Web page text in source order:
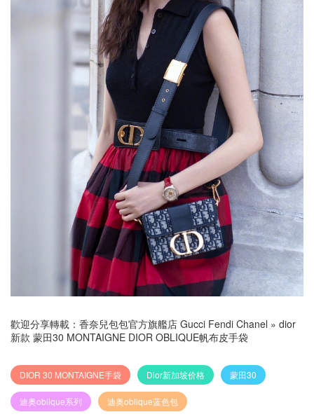
歡迎分享轉載： 香奈兒包包官方旗艦店 Gucci Fendi Chanel » dior
新款 蒙田30 MONTAIGNE DIOR OBLIQUE帆布皮手袋
DIOR 30 MONTAIGNE手袋 Dior新加坡价格 蒙田30
迪奥oblique系列 迪奥oblique蓝色包